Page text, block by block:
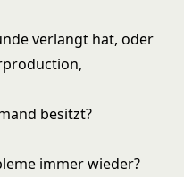
verlangt hat, oder
besitzt?
immer wieder?